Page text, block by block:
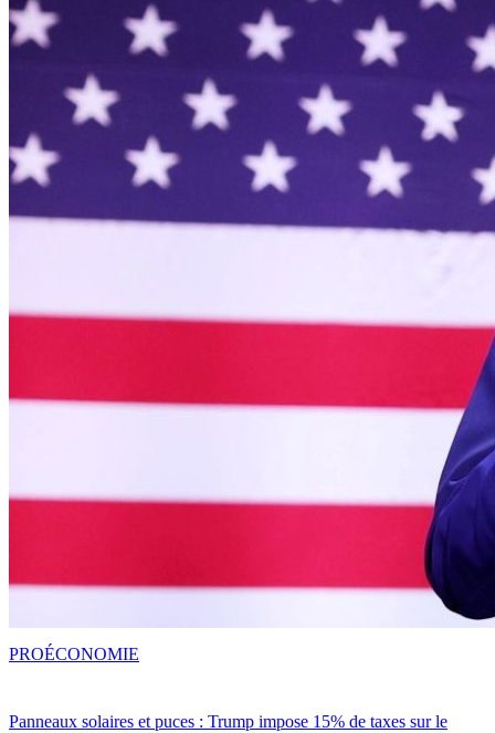
Panneaux solaires et puces : Trump impose 15% de taxes sur le
PROÉCONOMIE